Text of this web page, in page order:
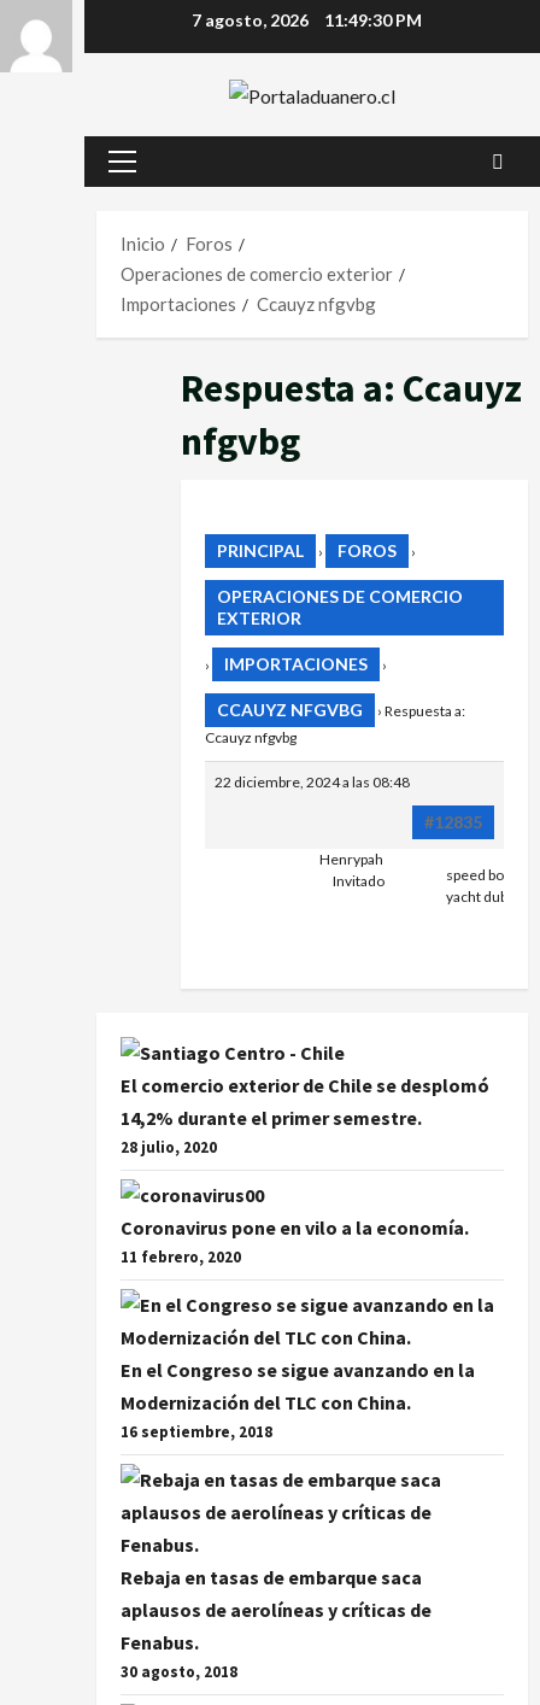
7 agosto, 2026 11:49:30 PM
Inicio
Foros
Operaciones de comercio exterior
Importaciones
Ccauyz nfgvbg
Respuesta a: Ccauyz
nfgvbg
PRINCIPAL › FOROS ›
OPERACIONES DE COMERCIO
EXTERIOR
› IMPORTACIONES ›
CCAUYZ NFGVBG › Respuesta a:
Ccauyz nfgvbg
22 diciembre, 2024 a las 08:48
#12835
Henrypah
Invitado
speed boat in
yacht dubai
El comercio exterior de Chile se desplomó
14,2% durante el primer semestre.
28 julio, 2020
Coronavirus pone en vilo a la economía.
11 febrero, 2020
En el Congreso se sigue avanzando en la
Modernización del TLC con China.
16 septiembre, 2018
Rebaja en tasas de embarque saca
aplausos de aerolíneas y críticas de
Fenabus.
30 agosto, 2018